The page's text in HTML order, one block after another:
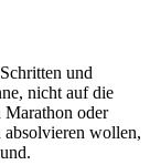
und
nicht auf die
Marathon oder
wollen,